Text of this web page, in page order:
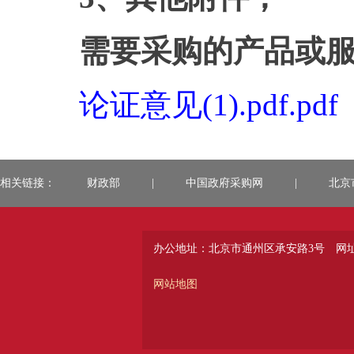
需要采购的产品或
论证意见(1).pdf.pdf
相关链接： 财政部 中国政府采购网 北京
办公地址：北京市通州区承安路3号
网站地图
网